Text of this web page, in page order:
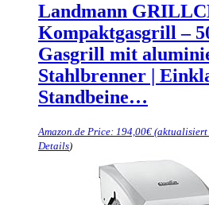
Landmann
Kompaktgasgrill –
Gasgrill mit
Stahlbrenner |
Standbeine…
Amazon.de Price: 194,00€ (aktualisiert
Details)